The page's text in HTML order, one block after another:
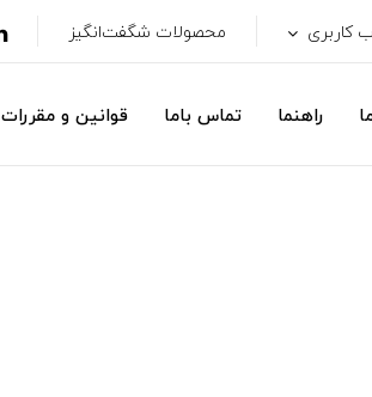
کاربری محصولات شگفت‌انگیز
راهنما تماس باما قوانین و مقررات